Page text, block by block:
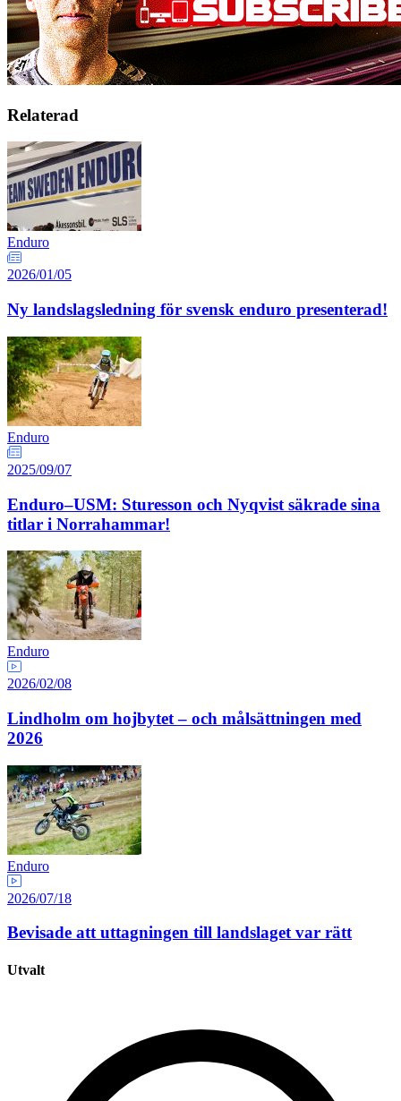
Relaterad
Enduro
2026/01/05
Ny landslagsledning för svensk enduro presenterad!
Enduro
2025/09/07
Enduro–USM: Sturesson och Nyqvist säkrade sina
titlar i Norrahammar!
Enduro
2026/02/08
Lindholm om hojbytet – och målsättningen med
2026
Enduro
2026/07/18
Bevisade att uttagningen till landslaget var rätt
Utvalt